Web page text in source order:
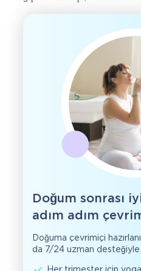
Doğum sonrası
adım adım
Doğuma çevrimiçi
da 7/24 uzman desteğiyle